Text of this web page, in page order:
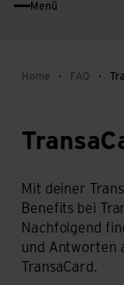
Menü
Home FAQ
Mit deiner
Benefits bei
Nachfolgend
und Antworten
TransaCard.